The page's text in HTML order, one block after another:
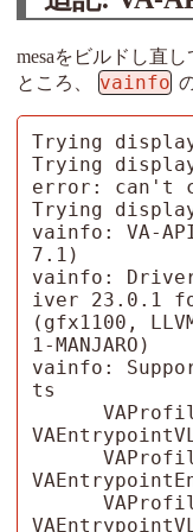
mesaをビルドし直
ところ、
vainfo
Trying
Trying
error: can't
Trying
vainfo: VA-
7.1)
vainfo:
iver 23.0.1 for
(gfx1100,
1-MANJARO)
vainfo:
ts